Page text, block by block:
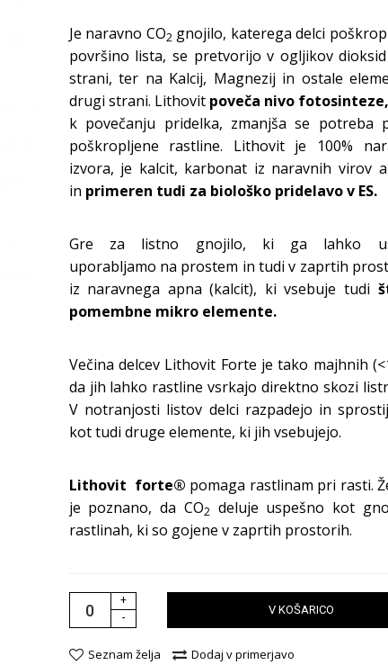
Je naravno CO2 gnojilo, katerega delci
površino lista, se pretvorijo v ogljikov
strani, ter na Kalcij, Magnezij in ostale
drugi strani. Lithovit poveča nivo fotosinteze,
k povečanju pridelka, zmanjša se potreba
poškropljene rastline. Lithovit je 100%
izvora, je kalcit, karbonat iz naravnih virov
in primeren tudi za biološko pridelavo v ES.
Gre za listno gnojilo, ki ga lahko
uporabljamo na prostem in tudi v zaprtih
iz naravnega apna (kalcit), ki vsebuje tudi
pomembne mikro elemente.
Večina delcev Lithovit Forte je tako majhnih
da jih lahko rastline vsrkajo direktno skozi
V notranjosti listov delci razpadejo in
kot tudi druge elemente, ki jih vsebujejo.
Lithovit forte® pomaga rastlinam pri rasti.
je poznano, da CO2 deluje uspešno kot
rastlinah, ki so gojene v zaprtih prostorih.
+
-
V KOŠARICO
Seznam želja
Dodaj v primerjavo
DELFAN PLUS 100 ML PHYLGREEN 100 ML
V KOŠARICO